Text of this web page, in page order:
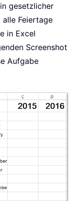
gesetzlicher
alle Feiertage
in Excel
Screenshot
Aufgabe